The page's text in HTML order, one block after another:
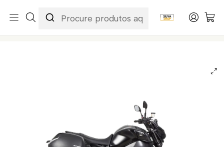
Transporte & Bagagem
Kits de Fixação Malas para Mota
Kits Fixação Yamaha